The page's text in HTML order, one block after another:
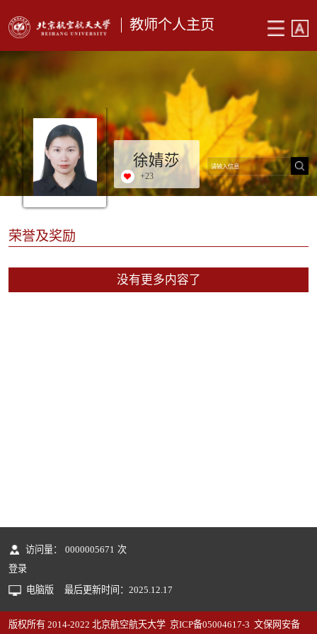
教师个人主页
徐婧莎
+23
荣誉及奖励
没有更多内容了
访问量： 0000005671 次
登录
电脑版
最后更新时间： 2025 12 17
版权所有 2014-2022 北京航空航天大学 京ICP备05004617-3 文保网安备